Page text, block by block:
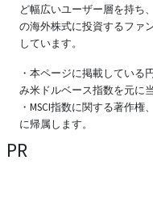
ど幅広いユーザー層を持ち
の海外株式に投資するファ
しています。
・本ページに掲載している
み米ドルベース指数を元に
・MSCI指数に関する著作権
に帰属します。
PR